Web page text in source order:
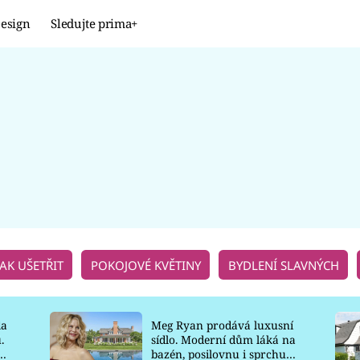
Sledujte prima+
UŠETŘIT POKOJOVÉ KVĚTINY BYDLENÍ SLAVNÝCH
Meg Ryan prodává luxusní
sídlo. Moderní dům láká na
bazén, posilovnu i sprchu